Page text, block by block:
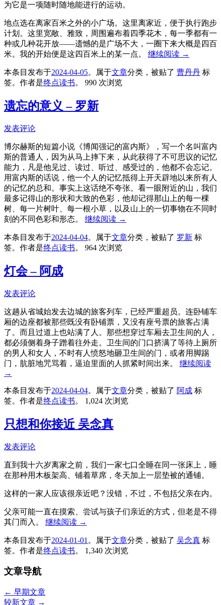
为它是一项随时随地能进行的运动。
地点选在离家百米之外的小广场。这里离家近，便于执行跑步
计划。这里宽敞、雅致，周围遍布着四季花木，每一季都有一
种或几种花开放——遗憾的是广场不大，一圈下来大概是四百
米。我的开始便是这四百米上的某一点。 继续阅读 →
本条目发布于2024-04-05。属于文章分类，被贴了 曹丹丹 标
签。 作者是终点读书。 990 次浏览
遗忘的意义 – 罗新
发表评论
博尔赫斯的短篇小说《博闻强记的富内斯》，写一个名叫富内
斯的普通人，因为从马上摔下来，从此获得了不可思议的记忆
能力，凡是他见过、读过、听过、感受过的，他都不会忘记。
用富内斯的话说，他一个人的记忆抵得上开天辟地以来所有人
的记忆的总和。事实上这话绝不夸张。看一眼附近的山，我们
最多记得山的形状和大致的色彩，他却记得那山上的每一棵
树、每一片树叶、每一根小草，以及山上的一切事物在不同时
刻的不同色彩和形态。 继续阅读 →
本条目发布于2024-04-04。属于文章分类，被贴了 罗新 标
签。 作者是终点读书。 964 次浏览
灯会 – 阿成
发表评论
这趟从省城始发去边城的旅客列车，已经严重超员。连卧铺车
厢的边座都被那些既没有卧铺票，又没有座号票的旅客占满
了。而且过道上也站满了人。那些想穿过车厢去卫生间的人，
都必须侧着身子蹭着往外走。卫生间的门口挤满了等待上厕所
的男人和女人，不时有人愤怒地砸卫生间的门，或者用脚踢
门，肮脏地咒骂着，逼迫里面的人抓紧时间出来。 继续阅读
→
本条目发布于2024-04-04。属于文章分类，被贴了 阿成 标
签。 作者是终点读书。 1,024 次浏览
只想和你接近 吴念真
发表评论
直到我十六岁离家之前，我们一家七口全睡在同一张床上，睡
在那种用木板架高、铺着草席，冬天加上一层垫被的通铺。
这样的一家人应该很亲近吧？没错，不过，不包括父亲在内。
父亲可能一直在摸索、尝试与孩子们亲近的方式，但老是不得
其门而入。 继续阅读 →
本条目发布于2024-01-01 。属于文章分类，被贴了 吴念真 标
签。 作者是终点读书。 1,340 次浏览
文章导航
← 早期文章
较新文章 →